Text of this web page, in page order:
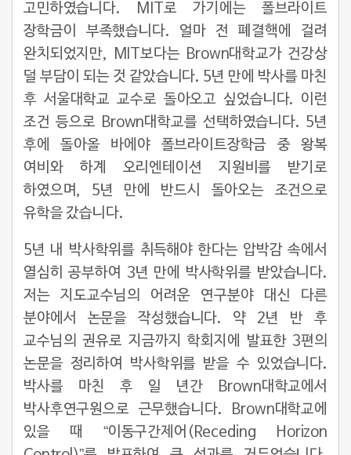
고민하였습니다. MIT로 가기에는 폴브라이트
장학금이 부족했습니다. 얼마 전 폐결핵에 걸려
완치되었지만, MIT보다는 Brown대학교가 건강상
덜 부담이 되는 것 같았습니다. 5년 만에 박사를 마친
후 서울대학교 교수로 돌아오고 싶었습니다. 이런
조건 등으로 Brown대학교를 선택하였습니다. 5년
후에 돌아올 바에야 폴브라이트장학금 중 왕복
여비와 하계 오리엔테이션 지원비를 받기로
하였으며, 5년 만에 반드시 돌아오는 조건으로
유학을 갔습니다.
5년 내 박사학위를 취득해야 한다는 압박감 속에서
열심히 공부하여 3년 만에 박사학위를 받았습니다.
저는 지도교수님의 어려운 연구분야 대신 다른
분야에서 논문을 작성했습니다. 약 2년 반 후
교수님의 권유로 지금까지 학회지에 발표한 3편의
논문을 정리하여 박사학위를 받을 수 있었습니다.
박사를 마친 후 일 년간 Brown대학교에서
박사후연구원으로 근무했습니다. Brown대학교에
있을 때 “이동구간제어(Receding Horizon